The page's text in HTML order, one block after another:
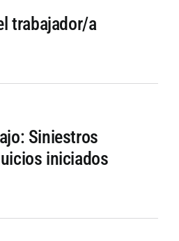
trabajador/a
Siniestros
iniciados